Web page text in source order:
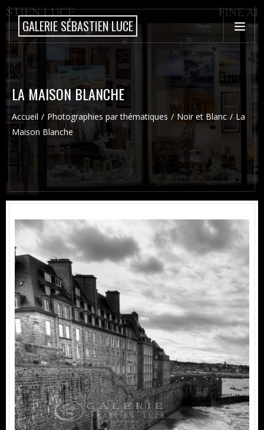
GALERIE SÉBASTIEN LUCE
LA MAISON BLANCHE
Accueil Photographies par thématiques Noir et Blanc
La
Maison Blanche